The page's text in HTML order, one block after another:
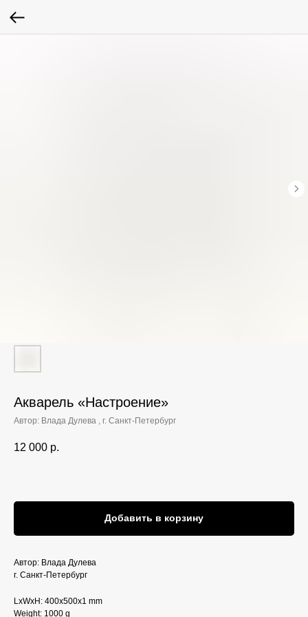
Акварель «Настроение»‎
Автор: Влада Дулева , г. Санкт-Петербург
12 000 р.
Добавить в корзину
Автор: Влада Дулева
г. Санкт-Петербург
LxWxH: 400x500x1 mm
Weight: 1000 g